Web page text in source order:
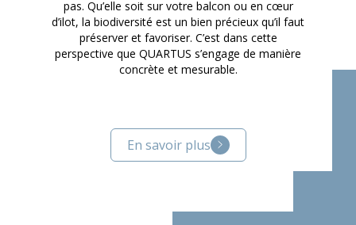
pas. Qu’elle soit sur votre balcon ou en cœur
d’ilot, la biodiversité est un bien précieux qu’il faut
préserver et favoriser. C’est dans cette
perspective que QUARTUS s’engage de manière
concrète et mesurable.
En savoir plus